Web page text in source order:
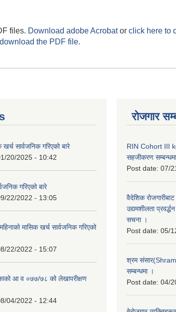
files. Download adobe Acrobator click here to
the PDF file.
खर्च सार्वजनिक गरिएको बारे
20/2025 - 10:42
गरिएको बारे
22/2022 - 13:05
मासिक खर्च सार्वजनिक गरिएको
22/2022 - 15:07
आ व ०७७/७८ को लेखापरीक्षण
04/2022 - 12:44
रोजगार
RIN Cohort III
सहजीकरण
Post date: 07/
वैदेशिक
उद्यमशीलता
सचना ।
Post date: 05/
श्रम
सम्बन्धमा ।
Post date: 04/